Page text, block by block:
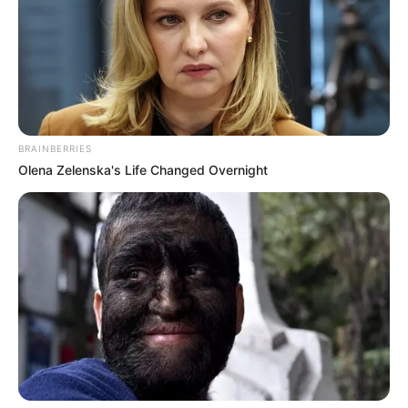
Spessart-Therme in Bad Soden-Salmünster - In
warmer Salzsole können sich die Gäste dieses
Bades erholen und entspannen. Mit der Todes-
Meer-Salzgrotte und dem ganzjährig betriebenen
Wellenbad im Freien besitzt die Spessart-Therme
zudem zwei besonders ungewöhnliche Attraktionen.
Informationen unter
schönen Spazierwegen können Wisente und
verschiedene Rotwildtierarten beobachtet werden.
Außerdem gibt es einen Haustierstreichelzoo mit
Ziegen und Eseln. Informationen unter www.spessar
t-wildpark.de.
Toskana Therme Bad Orb - Mehrere auch für Kinder
geeignete Badebecken, Whirlpools, Sonnenbänke,
ein Strömungskanal und eine Saunalandschaft
sowie viele verschiedenartige Wellnessangebote
BRAINBERRIES
Olena Zelenska's Life Changed Overnight